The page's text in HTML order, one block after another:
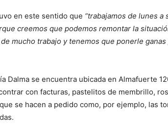
en este sentido que “trabajamos de lunes a
creemos que podemos remontar la
mucho trabajo y tenemos que ponerle
Dalma se encuentra ubicada en Almafuerte
con facturas, pastelitos de membrillo,
se hacen a pedido como, por ejemplo, las